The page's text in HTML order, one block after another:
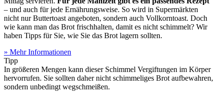
– und auch für jede Ernährungsweise. So wird in Supermärkten
nicht nur Buttertoast angeboten, sondern auch Vollkorntoast. Doch
wie kann man das Brot frischhalten, damit es nicht schimmelt? Wir
haben Tipps für Sie, wie Sie das Brot lagern sollten.
» Mehr Informationen
Tipp
In größeren Mengen kann dieser Schimmel Vergiftungen im Körper
hervorrufen. Sie sollten daher nicht schimmeliges Brot aufbewahren,
sondern unbedingt wegschmeißen.